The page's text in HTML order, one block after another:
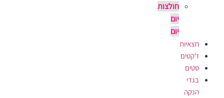
חולצות
יום
יום
חצאיות
ז'קטים
סטים
בגדי
הנקה